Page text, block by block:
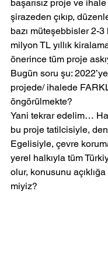
başarısız proje ve ihale
şirazeden çıkıp,
bazı müteşebbisler 2-
milyon TL yıllık
önerince tüm proje
Bugün soru şu:
projede/ ihalede
öngörülmekte?
Yani tekrar edelim…
bu proje tatilcisiyle,
Egelisiyle, çevre
yerel halkıyla tüm
olur, konusunu
miyiz?